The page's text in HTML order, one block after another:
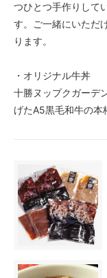
つひとつ手作りして
す。ご一緒にいただ
ります。
・オリジナル牛丼
十勝ヌップクガーデ
げたA5黒毛和牛の本